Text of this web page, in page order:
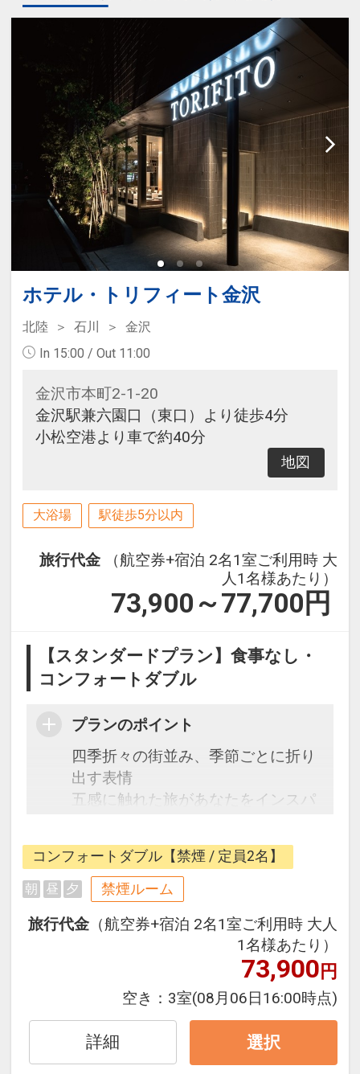
ホテル・トリフィート金沢
北陸 石川
金沢
In 15:00 / Out 11:00
金沢市本町2-1-20
金沢駅兼六園口（東口）より徒歩4分
小松空港より車で約40分
地図
大浴場 駅徒歩5分以内
旅行代金
（航空券+宿泊 2名1室ご利用時 大
人1名様あたり）
73,900～77,700 円
【スタンダードプラン】食事なし・
コンフォートダブル
プランのポイント
四季折々の街並み、季節ごとに折り
出す表情
五感に触れた旅があなたをインスパ
沢」
金沢駅から徒歩4分とアクセス抜
群。
コンフォートダブル【禁煙 / 定員2名】
朝 昼 夕 禁煙ルーム
旅行代金 （航空券+宿泊 2名1室ご利用時 大人
1名様あたり）
73,900円
空き： 3室(08月06日16:00時点)
詳細 選択